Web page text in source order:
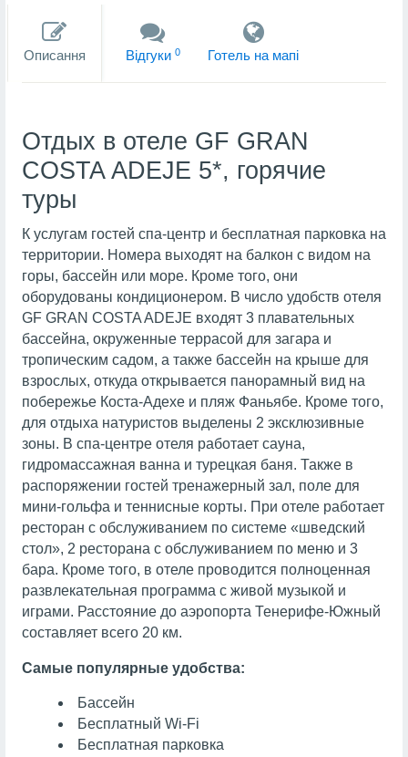
Описання Вiдгуки 0 Готель на мапi
Отдых в отеле GF GRAN
COSTA ADEJE 5*, горячие
туры
К услугам гостей спа-центр и бесплатная парковка на
территории. Номера выходят на балкон с видом на
горы, бассейн или море. Кроме того, они
оборудованы кондиционером. В число удобств отеля
GF GRAN COSTA ADEJE входят 3 плавательных
бассейна, окруженные террасой для загара и
тропическим садом, а также бассейн на крыше для
взрослых, откуда открывается панорамный вид на
побережье Коста-Адехе и пляж Фаньябе. Кроме того,
для отдыха натуристов выделены 2 эксклюзивные
зоны. В спа-центре отеля работает сауна,
гидромассажная ванна и турецкая баня. Также в
распоряжении гостей тренажерный зал, поле для
мини-гольфа и теннисные корты. При отеле работает
ресторан с обслуживанием по системе «шведский
стол», 2 ресторана с обслуживанием по меню и 3
бара. Кроме того, в отеле проводится полноценная
развлекательная программа с живой музыкой и
играми. Расстояние до аэропорта Тенерифе-Южный
составляет всего 20 км.
Самые популярные удобства:
Бассейн
Бесплатный Wi-Fi
Бесплатная парковка